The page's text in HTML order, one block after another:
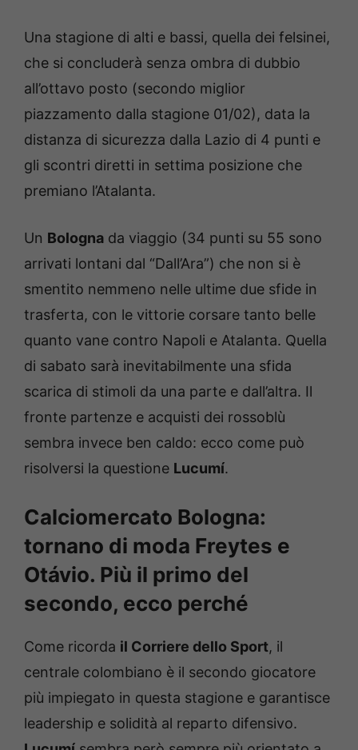
Una stagione di alti e bassi, quella dei felsinei,
che si concluderà senza ombra di dubbio
all’ottavo posto (secondo miglior
piazzamento dalla stagione 01/02), data la
distanza di sicurezza dalla Lazio di 4 punti e
gli scontri diretti in settima posizione che
premiano l’Atalanta.
Un Bologna da viaggio (34 punti su 55 sono
arrivati lontani dal “Dall’Ara”) che non si è
smentito nemmeno nelle ultime due sfide in
trasferta, con le vittorie corsare tanto belle
quanto vane contro Napoli e Atalanta. Quella
di sabato sarà inevitabilmente una sfida
scarica di stimoli da una parte e dall’altra. Il
fronte partenze e acquisti dei rossoblù
sembra invece ben caldo: ecco come può
risolversi la questione Lucumí.
Calciomercato Bologna:
tornano di moda Freytes e
Otávio. Più il primo del
secondo, ecco perché
Come ricorda il Corriere dello Sport, il
centrale colombiano è il secondo giocatore
più impiegato in questa stagione e garantisce
leadership e solidità al reparto difensivo.